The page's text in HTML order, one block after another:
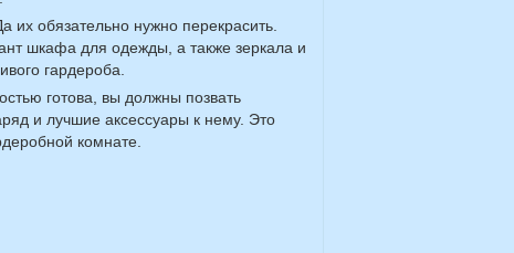
их обязательно нужно перекрасить.
шкафа для одежды, а также зеркала и
гардероба.
готова, вы должны позвать
и лучшие аксессуары к нему. Это
комнате.